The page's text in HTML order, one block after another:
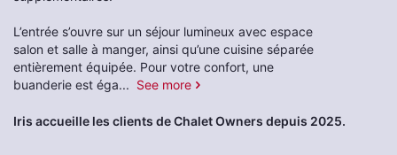
L’entrée s’ouvre sur un séjour lumineux avec espace
salon et salle à manger, ainsi qu’une cuisine séparée
entièrement équipée. Pour votre confort, une
buanderie est éga... See more
Iris accueille les clients de Chalet Owners depuis 2025.